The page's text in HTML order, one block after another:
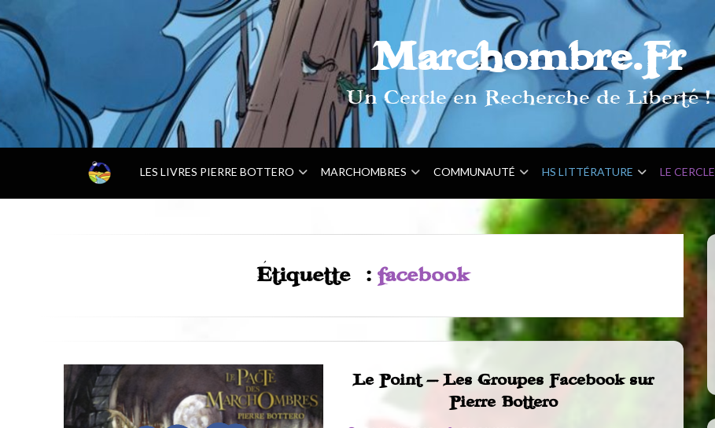
Marchombre.Fr
Un Cercle en Recherche de Liberté !
C
LES LIVRES PIERRE BOTTERO MARCHOMBRES COMMUNAUTÉ HS LITTÉRATURE LE CERCLE
Étiquette : facebook
Le Point – Les Groupes Facebook sur
Pierre Bottero